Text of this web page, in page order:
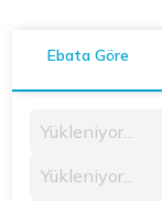
Ebata Göre
Yükleniyor...
Yükleniyor...